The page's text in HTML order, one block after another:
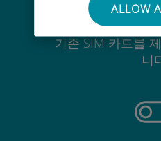
ALLOW
간
기존 SIM 카드를
니